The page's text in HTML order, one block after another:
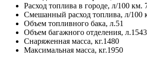
Расход топлива в городе, л/100 км.
Смешанный расход топлива, л/100
Объем топливного бака, л.51
Объем багажного отделения, л.1543
Снаряженная масса, кг.1480
Максимальная масса, кг.1950